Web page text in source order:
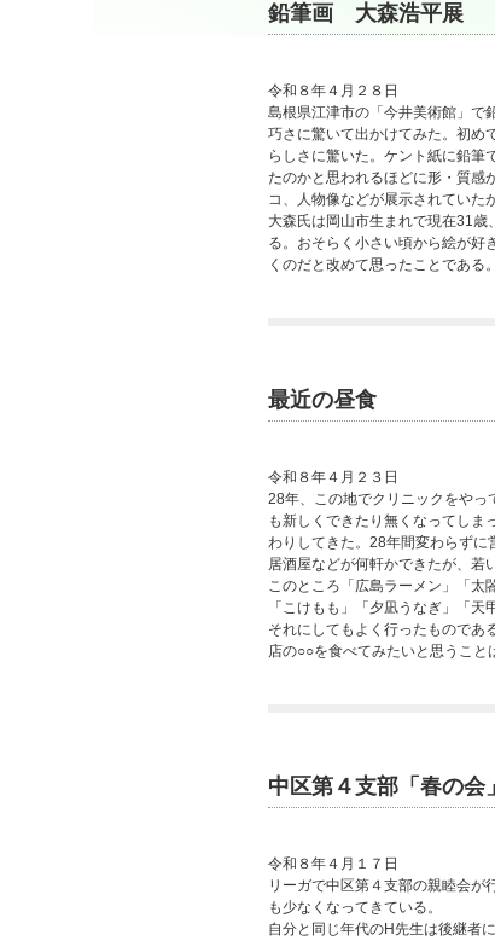
鉛筆画 大森浩平展
令和８年４月２８日
島根県江津市の「今井美術館」で
巧さに驚いて出かけてみた。初め
らしさに驚いた。ケント紙に鉛筆
たのかと思われるほどに形・質感
コ、人物像などが展示されていた
大森氏は岡山市生まれで現在31
る。おそらく小さい頃から絵が好
くのだと改めて思ったことである。
最近の昼食
令和８年４月２３日
28年、この地でクリニックをやっ
も新しくできたり無くなってしま
わりしてきた。28年間変わらずに
居酒屋などが何軒かできたが、若
このところ「広島ラーメン」「太
「こけもも」「夕凪うなぎ」「
それにしてもよく行ったものであ
店の○○を食べてみたいと思うこと
中区第４支部「春の会」
令和８年４月１７日
リーガで中区第４支部の親睦会が
も少なくなってきている。
自分と同じ年代のH先生は後継者